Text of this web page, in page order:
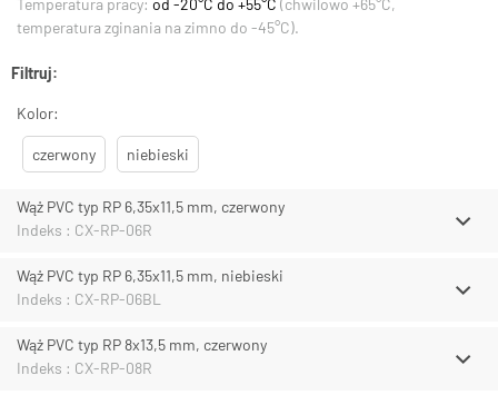
Temperatura pracy: od -20°C do +55°C (chwilowo +65°C,
temperatura zginania na zimno do -45°C).
Filtruj:
Kolor:
czerwony niebieski
Wąż PVC typ RP 6,35x11,5 mm, czerwony
Indeks : CX-RP-06R
Wąż PVC typ RP 6,35x11,5 mm, niebieski
Indeks : CX-RP-06BL
Wąż PVC typ RP 8x13,5 mm, czerwony
Indeks : CX-RP-08R